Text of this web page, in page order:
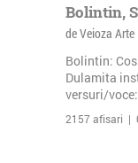
Bolintin,
de Veioza Arte
Bolintin:
Dulamita
versuri/
2157 afisari |